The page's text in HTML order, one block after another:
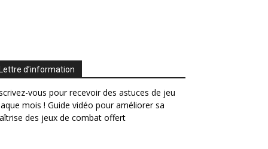
Lettre d’information
vous pour recevoir des astuces de jeu
mois ! Guide vidéo pour améliorer sa
des jeux de combat offert